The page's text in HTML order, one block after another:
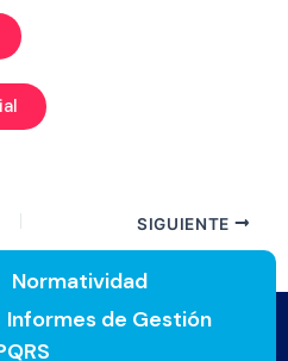
SIGUIENTE
Normatividad
Informes de Gestión